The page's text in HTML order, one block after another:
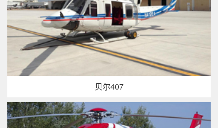
贝尔407